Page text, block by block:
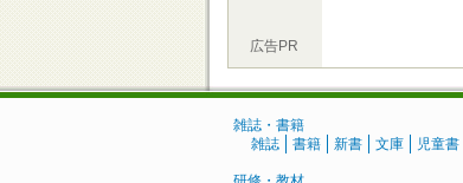
広告PR
雑誌・書籍
雑誌
書籍 新書 文庫 児童書